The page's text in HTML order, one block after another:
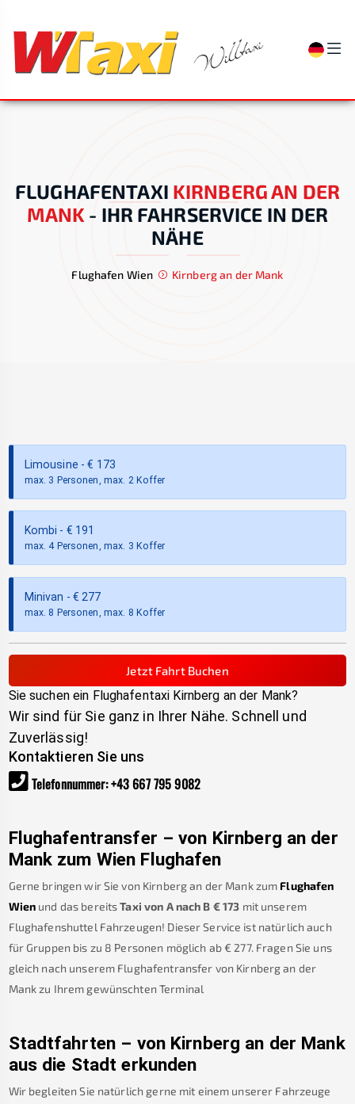
FLUGHAFENTAXI KIRNBERG AN DER
MANK - IHR FAHRSERVICE IN DER
NÄHE
Flughafen Wien Kirnberg an der Mank
Limousine - € 173
max. 3 Personen, max. 2 Koffer
Kombi - € 191
max. 4 Personen, max. 3 Koffer
Minivan - € 277
max. 8 Personen, max. 8 Koffer
Jetzt Fahrt Buchen
Sie suchen ein Flughafentaxi Kirnberg an der Mank?
Wir sind für Sie ganz in Ihrer Nähe. Schnell und
Zuverlässig!
Kontaktieren Sie uns
Telefonnummer:+43 667 795 9082
Flughafentransfer – von Kirnberg an der
Mank zum Wien Flughafen
Gerne bringen wir Sie von Kirnberg an der Mankzum Flughafen
Wien und das bereitsTaxi von A nach B €173 mit unserem
Flughafenshuttel Fahrzeugen! Dieser Service ist natürlich auch
für Gruppen bis zu 8 Personen möglich ab € 277. Fragen Sie uns
gleich nach unserem Flughafentransfer von Kirnberg an der
Mankzu Ihrem gewünschten Terminal
Stadtfahrten – von Kirnberg an der Mank
aus die Stadt erkunden
Wir begleiten Sie natürlich gerne mit einem unserer Fahrzeuge